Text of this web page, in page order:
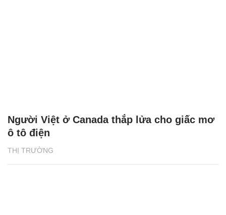
THỊ TRƯỜNG
Người Việt ở Canada thắp lửa cho giấc mơ
ô tô điện